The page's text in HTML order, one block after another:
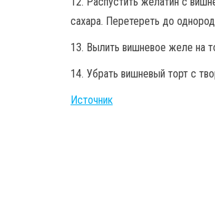
сахара. Перетереть до
13. Вылить вишневое желе на
14. Убрать вишневый торт с
Источник